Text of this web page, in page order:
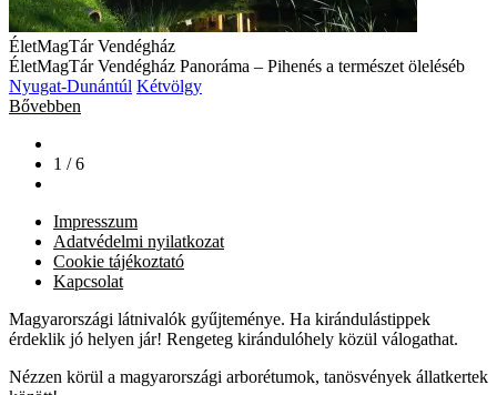
ÉletMagTár Vendégház
ÉletMagTár Vendégház Panoráma – Pihenés a természet öleléséb
Nyugat-Dunántúl Kétvölgy
Bővebben
1 / 6
Impresszum
Adatvédelmi nyilatkozat
Cookie tájékoztató
Kapcsolat
Magyarországi látnivalók gyűjteménye. Ha kirándulástippek
érdeklik jó helyen jár! Rengeteg kirándulóhely közül válogathat.
Nézzen körül a magyarországi arborétumok, tanösvények állatkertek